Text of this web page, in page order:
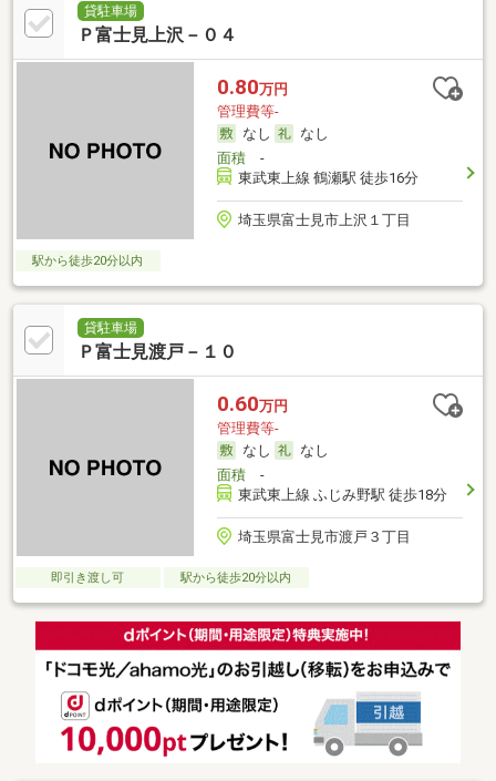
貸駐車場
Ｐ富士見上沢－０４
0.80万円
管理費等-
なし
なし
面積-
東武東上線 鶴瀬駅 徒歩16分
埼玉県富士見市上沢１丁目
駅から徒歩20分以内
貸駐車場
Ｐ富士見渡戸－１０
0.60万円
管理費等-
なし
なし
面積-
東武東上線 ふじみ野駅 徒歩18分
埼玉県富士見市渡戸３丁目
即引き渡し可 駅から徒歩20分以内